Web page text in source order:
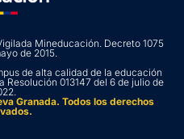
Mineducación. Decreto 1075
de 2015.
de alta calidad de la educación
Resolución 013147 del 6 de julio de
Granada. Todos los derechos